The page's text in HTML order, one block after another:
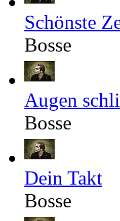
Schönste
Bosse
Augen
Bosse
Dein Takt
Bosse